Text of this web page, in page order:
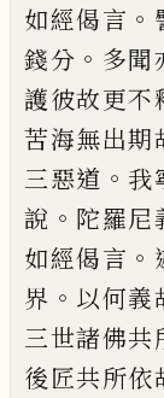
如經偈言 。
錢分 。 多聞
護彼故更不
苦海無出期
三惡道 。 我
說 。 陀羅尼
如經偈言 。
界 。 以何義
三世諸佛共
後匠共所依